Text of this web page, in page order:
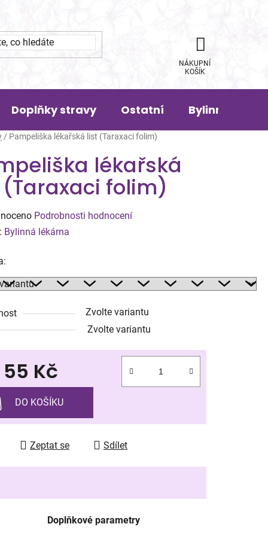
NÁKUPNÍ
KOŠÍK
Doplňky stravy Ostatní Bylinná
/ Pampeliška lékařská list (Taraxaci folim)
lékařská
folim)
Podrobnosti hodnocení
Bylinná lékárna
Zvolte variantu
Zvolte variantu
55 Kč
cena:
DO KOŠÍKU
Zeptat se Sdílet
Doplňkové parametry